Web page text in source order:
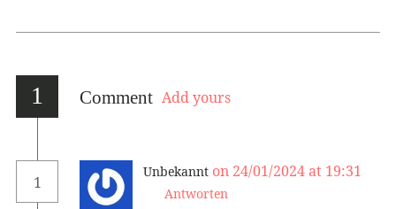
1 Comment Add yours
1
Unbekannt on 24/01/2024 at 19:31
Antworten